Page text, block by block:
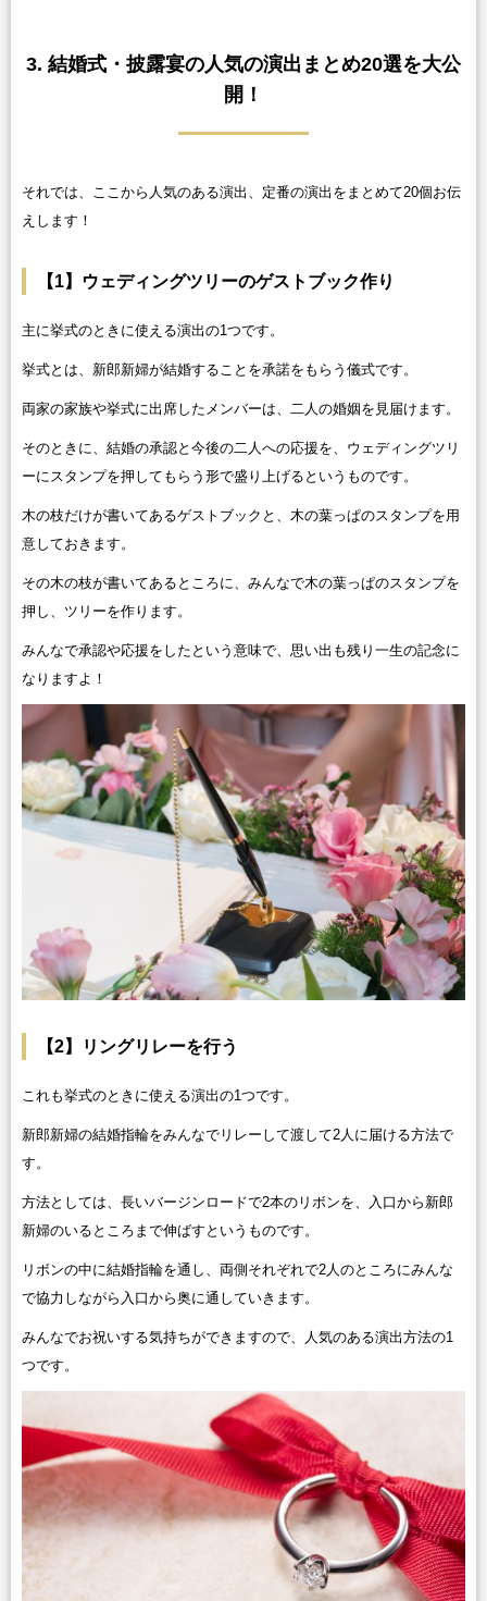
3. 結婚式・披露宴の人気の演出まとめ20選を大公
開！
それでは、ここから人気のある演出、定番の演出をまとめて20個お伝
えします！
【1】ウェディングツリーのゲストブック作り
主に挙式のときに使える演出の1つです。
挙式とは、新郎新婦が結婚することを承諾をもらう儀式です。
両家の家族や挙式に出席したメンバーは、二人の婚姻を見届けます。
そのときに、結婚の承認と今後の二人への応援を、ウェディングツリ
ーにスタンプを押してもらう形で盛り上げるというものです。
木の枝だけが書いてあるゲストブックと、木の葉っぱのスタンプを用
意しておきます。
その木の枝が書いてあるところに、みんなで木の葉っぱのスタンプを
押し、ツリーを作ります。
みんなで承認や応援をしたという意味で、思い出も残り一生の記念に
なりますよ！
【2】リングリレーを行う
これも挙式のときに使える演出の1つです。
新郎新婦の結婚指輪をみんなでリレーして渡して2人に届ける方法で
す。
方法としては、長いバージンロードで2本のリボンを、入口から新郎
新婦のいるところまで伸ばすというものです。
リボンの中に結婚指輪を通し、両側それぞれで2人のところにみんな
で協力しながら入口から奥に通していきます。
みんなでお祝いする気持ちができますので、人気のある演出方法の1
つです。